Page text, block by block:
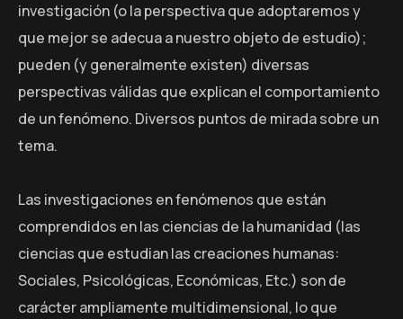
investigación (o la perspectiva que adoptaremos y
que mejor se adecua a nuestro objeto de estudio);
pueden (y generalmente existen) diversas
perspectivas válidas que explican el comportamiento
de un fenómeno. Diversos puntos de mirada sobre un
tema.
Las investigaciones en fenómenos que están
comprendidos en las ciencias de la humanidad (las
ciencias que estudian las creaciones humanas:
Sociales, Psicológicas, Económicas, Etc.) son de
carácter ampliamente multidimensional, lo que